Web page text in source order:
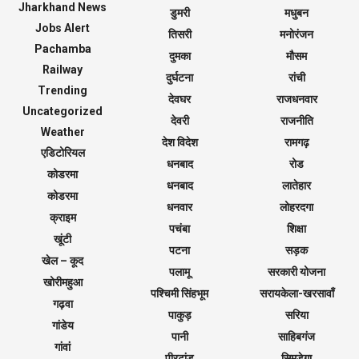
Jharkhand News
Jobs Alert
Pachamba
Railway
Trending
Uncategorized
Weather
एडिटोरियल
कोडरमा
कोडरमा
क्राइम
खूंटी
खेल – कूद
खोरीमहुआ
गढ़वा
गांडेय
गांवां
डुमरी
तिसरी
दुमका
दुर्घटना
देवघर
देवरी
देश विदेश
धनबाद
धनबाद
धनवार
पचंबा
पटना
पलामू
पश्चिमी सिंहभूम
पाकुड़
पानी
मधुबन
मनोरंजन
मौसम
रांची
राजधनवार
राजनीति
रामगढ़
रोड
लातेहार
लोहरदगा
शिक्षा
सड़क
सरकारी योजना
सरायकेला-खरसावाँ
सरिया
साहिबगंज